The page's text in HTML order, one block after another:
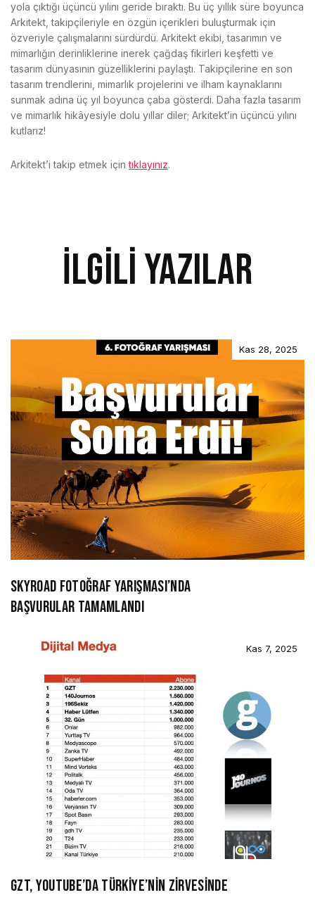
yola çıktığı üçüncü yılını geride bıraktı. Bu üç yıllık süre boyunca
Arkitekt, takipçileriyle en özgün içerikleri buluşturmak için
özveriyle çalışmalarını sürdürdü. Arkitekt ekibi, tasarımın ve
mimarlığın derinliklerine inerek çağdaş fikirleri keşfetti ve
tasarım dünyasının güzelliklerini paylaştı. Takipçilerine en son
tasarım trendlerini, mimarlık projelerini ve ilham kaynaklarını
sunmak adına üç yıl boyunca çaba gösterdi. Daha fazla tasarım
ve mimarlık hikâyesiyle dolu yıllar diler; Arkitekt’in üçüncü yılını
kutlarız!
Arkitekt’i takip etmek içintıklayınız.
İlgili Yazılar
Kas 28, 2025
SKYROAD FOTOĞRAF YARIŞMASI’NDA
BAŞVURULAR TAMAMLANDI
Kas 7, 2025
GZT, YOUTUBE’DA TÜRKİYE’NİN ZİRVESİNDE